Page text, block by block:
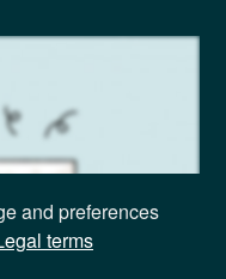
and preferences
terms